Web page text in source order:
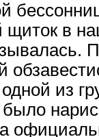
в
из